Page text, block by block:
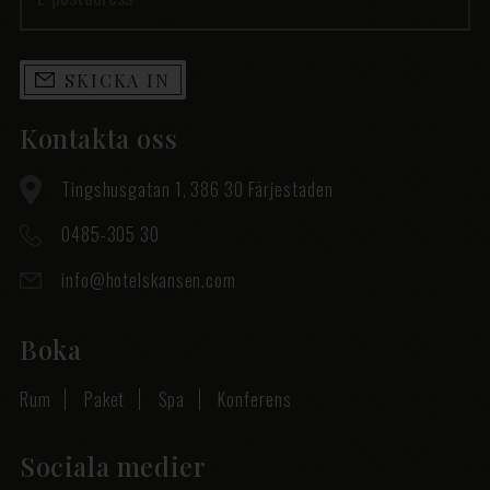
SKICKA IN
Kontakta oss
Tingshusgatan 1, 386 30 Färjestaden
0485-305 30
info@hotelskansen.com
Boka
Rum Paket Spa Konferens
Sociala medier